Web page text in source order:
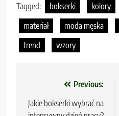
Tagged: bokserki kolory
materiał
moda męska
trend
wzory
Nawigacja
wpisu
Previous:
Jakie bokserki wybrać na